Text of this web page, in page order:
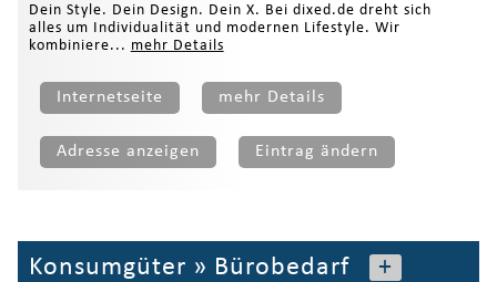
Dein Style. Dein Design. Dein X. Bei dixed.de dreht sich
alles um Individualität und modernen Lifestyle. Wir
kombiniere... mehr Details
Internetseite mehr Details
Adresse anzeigen Eintrag ändern
Konsumgüter » Bürobedarf +